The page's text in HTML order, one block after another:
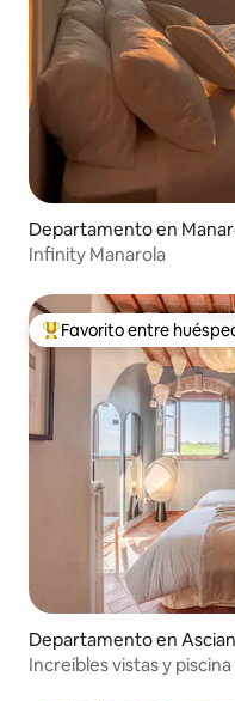
Departamento en
Infinity Manarola
De los mejores en
Favorito entre
Departamento en
Increíbles vistas y